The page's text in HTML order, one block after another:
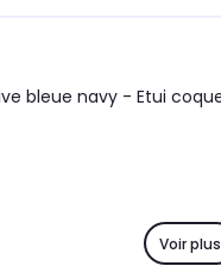
Voir plus